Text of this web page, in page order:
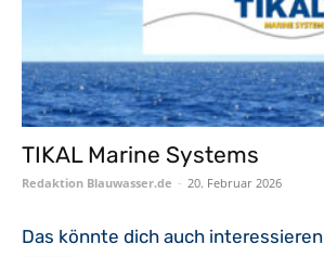
TIKAL Marine Systems
Redaktion Blauwasser.de - 20. Februar 2026
Das könnte dich auch interessieren